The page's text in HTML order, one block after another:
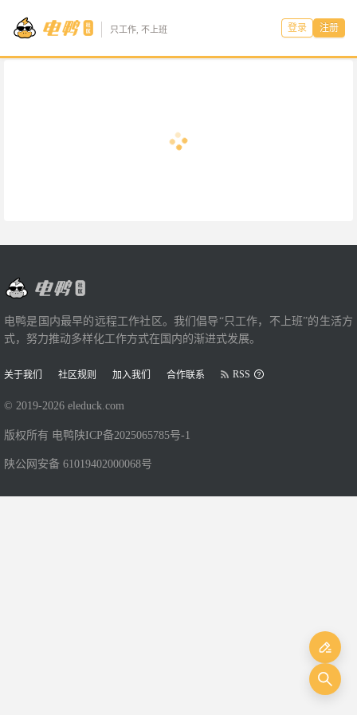
只工作, 不上班 登录 注册
电鸭是国内最早的远程工作社区。我们倡导“只工作，不上班”的生活方
式，努力推动多样化工作方式在国内的渐进式发展。
关于我们 社区规则 加入我们 合作联系 RSS
© 2019-2026 eleduck.com
版权所有 电鸭 陕ICP备2025065785号-1
陕公网安备 61019402000068号